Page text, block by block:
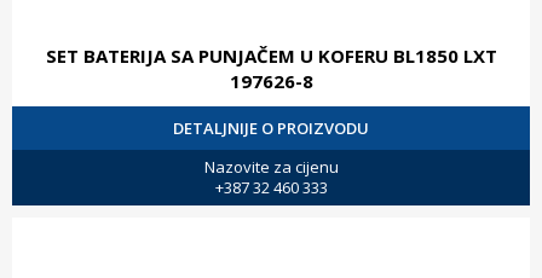
SET BATERIJA SA PUNJAČEM U KOFERU BL1850 LXT
197626-8
DETALJNIJE O PROIZVODU
Nazovite za cijenu
+387 32 460 333